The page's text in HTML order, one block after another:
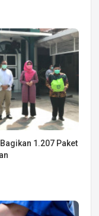
1.207 Paket